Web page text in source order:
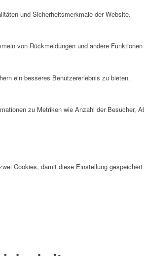
und Sicherheitsmerkmale der Website.
von Rückmeldungen und andere
ein besseres Benutzererlebnis zu bieten.
zu Metriken wie Anzahl der Besucher,
Cookies, damit diese Einstellung